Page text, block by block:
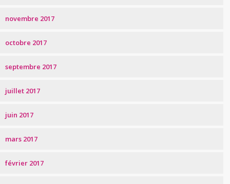
novembre 2017
octobre 2017
septembre 2017
juillet 2017
juin 2017
mars 2017
février 2017